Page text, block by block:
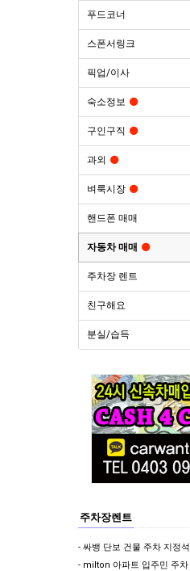
푸드코너
스폰서링크
픽업/이사
숙소정보
구인구직
과외
벼룩시장
핸드폰 매매
자동차 매매
주차장 렌트
친구해요
분실/습득
주차장렌트
- 싸뱅 단보 건물 주차 지정석